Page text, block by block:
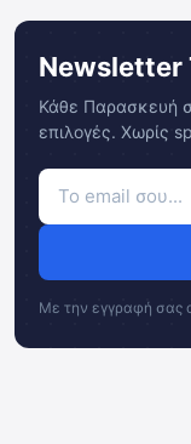
Newsletter
Κάθε Παρασκευή
επιλογές. Χωρίς
Με την εγγραφή σας